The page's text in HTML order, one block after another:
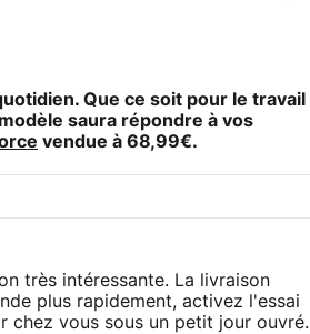
Que ce soit pour le travail
saura répondre à vos
vendue à 68,99€.
très intéressante. La livraison
plus rapidement, activez l'essai
chez vous sous un petit jour ouvré.